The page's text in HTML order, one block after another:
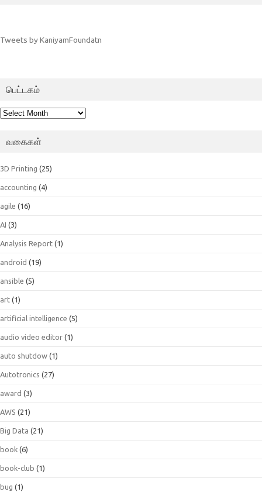
Tweets by KaniyamFoundatn
பெட்டகம்
பெட்டகம்
வகைகள்
3D Printing (25)
accounting (4)
agile (16)
AI (3)
Analysis Report (1)
android (19)
ansible (5)
art (1)
artificial intelligence (5)
audio video editor (1)
auto shutdow (1)
Autotronics (27)
award (3)
AWS (21)
Big Data (21)
book (6)
book-club (1)
bug (1)